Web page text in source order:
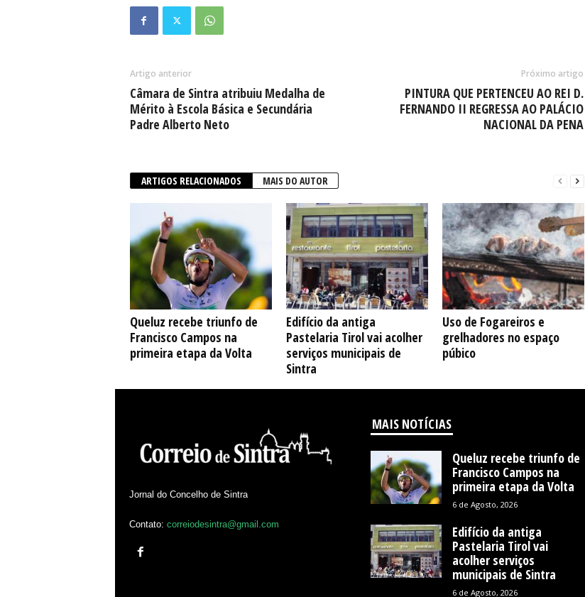
Artigo anterior
Câmara de Sintra atribuiu Medalha de
Mérito à Escola Básica e Secundária
Padre Alberto Neto
Próximo artigo
PINTURA QUE PERTENCEU AO REI D.
FERNANDO II REGRESSA AO PALÁCIO
NACIONAL DA PENA
ARTIGOS RELACIONADOS MAIS DO AUTOR
Queluz recebe triunfo de
Francisco Campos na
primeira etapa da Volta
Edifício da antiga
Pastelaria Tirol vai acolher
serviços municipais de
Sintra
Uso de Fogareiros e
grelhadores no espaço
púbico
Jornal do Concelho de Sintra
Contato: correiodesintra@gmail.com
MAIS NOTÍCIAS
Queluz recebe triunfo de
Francisco Campos na
primeira etapa da Volta
6 de Agosto, 2026
Edifício da antiga
Pastelaria Tirol vai
acolher serviços
municipais de Sintra
6 de Agosto, 2026